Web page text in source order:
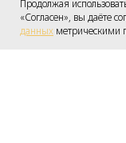
Продолжая
«Согласен», вы даёте
данных метрическими